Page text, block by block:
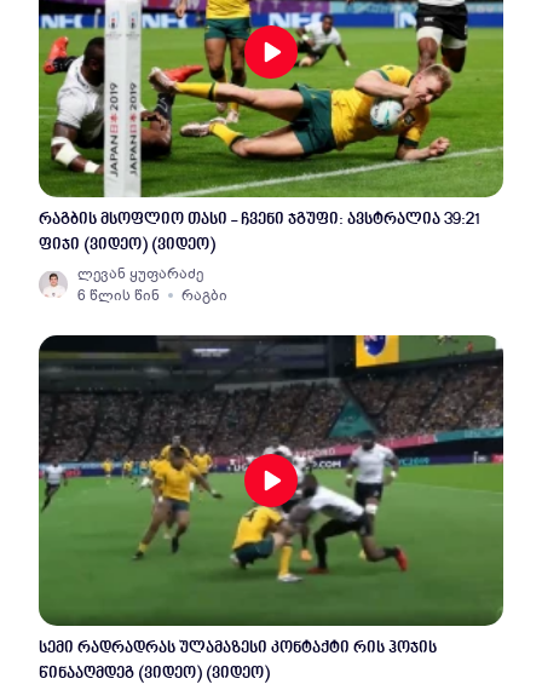
რაგბის მსოფლიო თასი - ჩვენი ჯგუფი: ავსტრალია 39:21
ფიჯი (ვიდეო) (ვიდეო)
ლევან ყუფარაძე
6 წლის წინ
რაგბი
სემი რადრადრას ულამაზესი კონტაქტი რის ჰოჯის
წინააღმდეგ (ვიდეო) (ვიდეო)